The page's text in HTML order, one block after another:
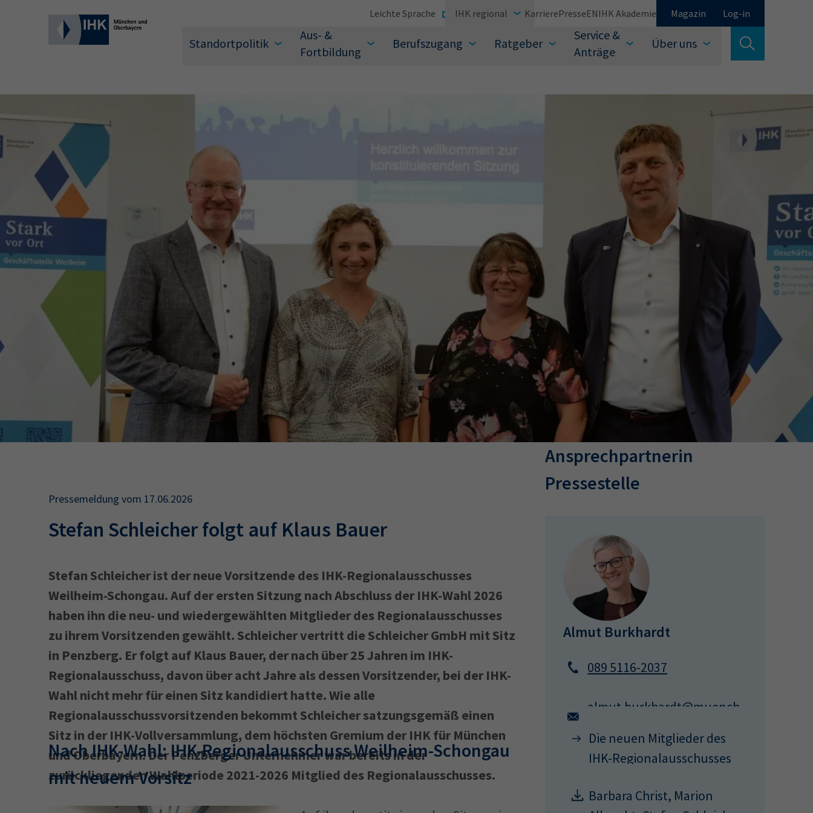
Standortpolitik
Aus- &
Fortbildung
Berufszugang Ratgeber
Service &
Anträge
Über uns
Leichte Sprache IHK regional KarrierePresseEN IHK Akademie Magazin Log-in
Schließen
Suche verlassen
Wonach suchen Sie?
Hier können Sie auch aus den meistgesuchten Begriffen vorauswählen
34a 34c Ausbildungsvertrag Fachwirt 34d
Prüfungstermine
Wirtschaftsfachwirt
34f Negativerklärung Sachkundeprüfung
Berichtsheft
AEVO
Betriebswirt Prüfbericht
Pressemeldung vom 17.06.2026
Stefan Schleicher folgt auf Klaus Bauer
Stefan Schleicher ist der neue Vorsitzende des IHK-Regionalausschusses
Weilheim-Schongau. Auf der ersten Sitzung nach Abschluss der IHK-Wahl 2026
haben ihn die neu- und wiedergewählten Mitglieder des Regionalausschusses
zu ihrem Vorsitzenden gewählt. Schleicher vertritt die Schleicher GmbH mit Sitz
in Penzberg. Er folgt auf Klaus Bauer, der nach über 25 Jahren im IHK-
Regionalausschuss, davon über acht Jahre als dessen Vorsitzender, bei der IHK-
Wahl nicht mehr für einen Sitz kandidiert hatte. Wie alle
Regionalausschussvorsitzenden bekommt Schleicher satzungsgemäß einen
Sitz in der IHK-Vollversammlung, dem höchsten Gremium der IHK für München
und Oberbayern. Der Penzberger Unternehmer war bereits in der
zurückliegenden Wahlperiode 2021-2026 Mitglied des Regionalausschusses.
Nach IHK-Wahl: IHK-Regionalausschuss Weilheim-Schongau
mit neuem Vorsitz
Ansprechpartnerin
Pressestelle
Almut Burkhardt
089 5116-2037
almut.burkhardt@muench
Die neuen Mitglieder des
IHK-Regionalausschusses
Barbara Christ, Marion